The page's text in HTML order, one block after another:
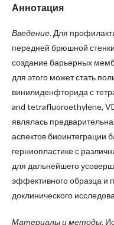
Аннотация
Введение. Для
передней брюшной
создание барьерных
для этого может стать
винилиденфторида с
and tetrafluoroethylene,
являлась
аспектов биоинтеграции
герниопластике с
для дальнейшего
эффективного образца и
доклинического
Материалы и методы.